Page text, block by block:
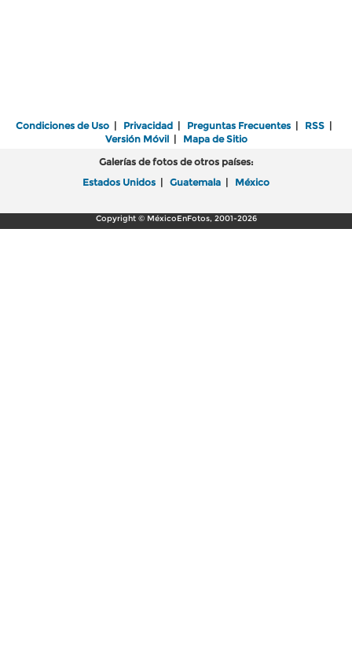
Condiciones de Uso | Privacidad | Preguntas Frecuentes | RSS |
Versión Móvil| Mapa de Sitio
Galerías de fotos de otros países:
Estados Unidos | Guatemala | México
Copyright © MéxicoEnFotos, 2001-2026